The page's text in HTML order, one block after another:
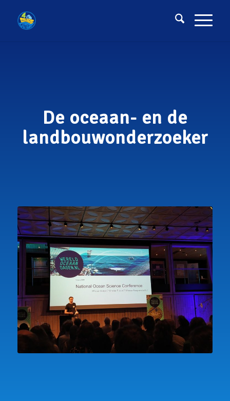
De oceaan- en de
landbouwonderzoeker